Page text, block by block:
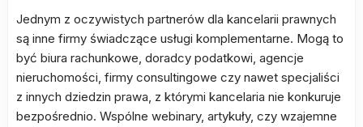
Jednym z oczywistych partnerów dla kancelarii prawnych
są inne firmy świadczące usługi komplementarne. Mogą to
być biura rachunkowe, doradcy podatkowi, agencje
nieruchomości, firmy consultingowe czy nawet specjaliści
z innych dziedzin prawa, z którymi kancelaria nie konkuruje
bezpośrednio. Wspólne webinary, artykuły, czy wzajemne